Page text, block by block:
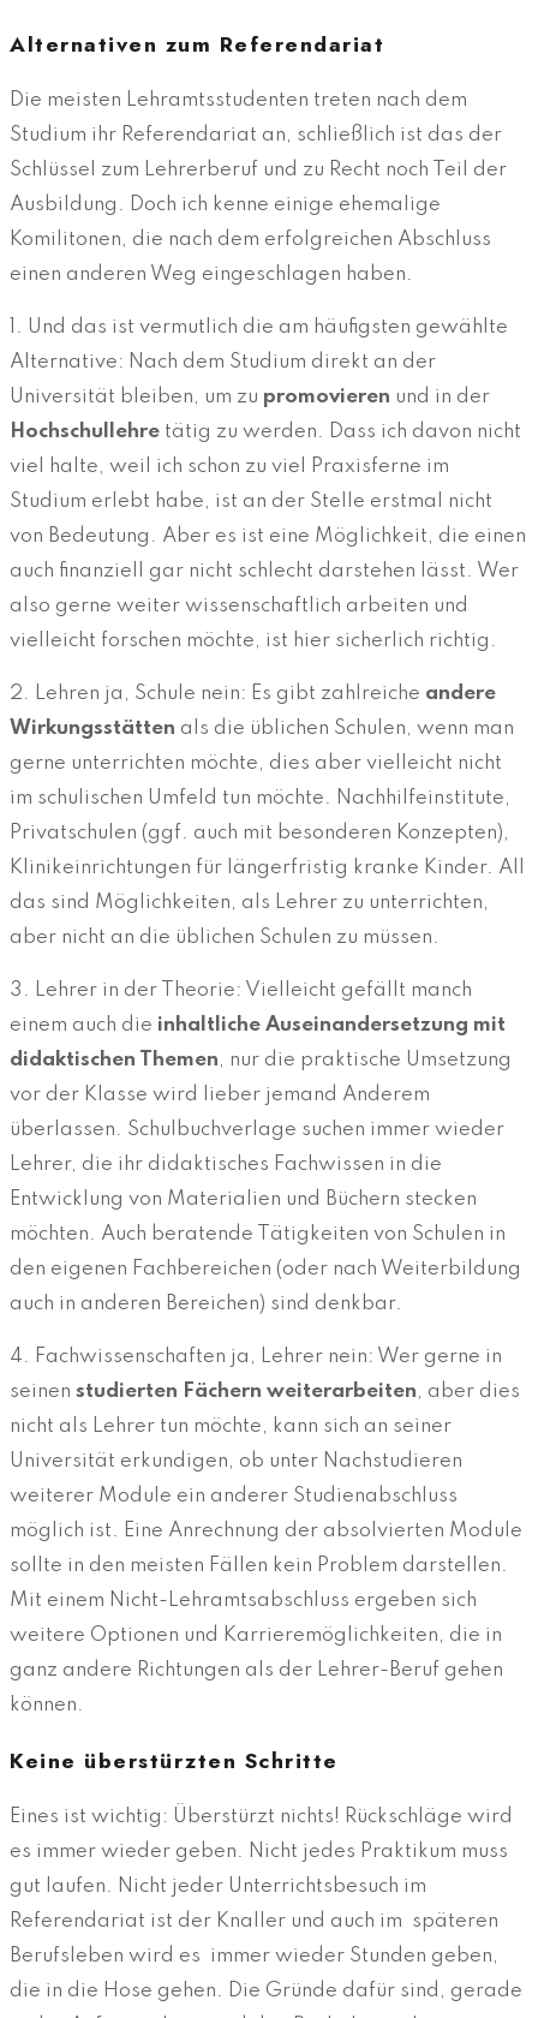
Alternativen zum Referendariat
Die meisten Lehramtsstudenten treten nach dem
Studium ihr Referendariat an, schließlich ist das der
Schlüssel zum Lehrerberuf und zu Recht noch Teil der
Ausbildung. Doch ich kenne einige ehemalige
Komilitonen, die nach dem erfolgreichen Abschluss
einen anderen Weg eingeschlagen haben.
1. Und das ist vermutlich die am häufigsten gewählte
Alternative: Nach dem Studium direkt an der
Universität bleiben, um zu promovieren und in der
Hochschullehre tätig zu werden. Dass ich davon nicht
viel halte, weil ich schon zu viel Praxisferne im
Studium erlebt habe, ist an der Stelle erstmal nicht
von Bedeutung. Aber es ist eine Möglichkeit, die einen
auch finanziell gar nicht schlecht darstehen lässt. Wer
also gerne weiter wissenschaftlich arbeiten und
vielleicht forschen möchte, ist hier sicherlich richtig.
2. Lehren ja, Schule nein: Es gibt zahlreiche andere
Wirkungsstätten als die üblichen Schulen, wenn man
gerne unterrichten möchte, dies aber vielleicht nicht
im schulischen Umfeld tun möchte. Nachhilfeinstitute,
Privatschulen (ggf. auch mit besonderen Konzepten),
Klinikeinrichtungen für längerfristig kranke Kinder. All
das sind Möglichkeiten, als Lehrer zu unterrichten,
aber nicht an die üblichen Schulen zu müssen.
3. Lehrer in der Theorie: Vielleicht gefällt manch
einem auch die inhaltliche Auseinandersetzung mit
didaktischen Themen, nur die praktische Umsetzung
vor der Klasse wird lieber jemand Anderem
überlassen. Schulbuchverlage suchen immer wieder
Lehrer, die ihr didaktisches Fachwissen in die
Entwicklung von Materialien und Büchern stecken
möchten. Auch beratende Tätigkeiten von Schulen in
den eigenen Fachbereichen (oder nach Weiterbildung
auch in anderen Bereichen) sind denkbar.
4. Fachwissenschaften ja, Lehrer nein: Wer gerne in
seinen studierten Fächern weiterarbeiten, aber dies
nicht als Lehrer tun möchte, kann sich an seiner
Universität erkundigen, ob unter Nachstudieren
weiterer Module ein anderer Studienabschluss
möglich ist. Eine Anrechnung der absolvierten Module
sollte in den meisten Fällen kein Problem darstellen.
Mit einem Nicht-Lehramtsabschluss ergeben sich
weitere Optionen und Karrieremöglichkeiten, die in
ganz andere Richtungen als der Lehrer-Beruf gehen
können.
Keine überstürzten Schritte
Eines ist wichtig: Überstürzt nichts! Rückschläge wird
es immer wieder geben. Nicht jedes Praktikum muss
gut laufen. Nicht jeder Unterrichtsbesuch im
Referendariat ist der Knaller und auch im späteren
Berufsleben wird es immer wieder Stunden geben,
die in die Hose gehen. Die Gründe dafür sind, gerade